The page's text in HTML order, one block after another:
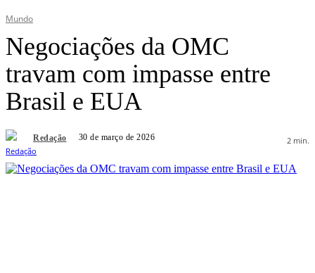
Mundo
Negociações da OMC
travam com impasse entre
Brasil e EUA
Redação 30 de março de 2026 2 min.